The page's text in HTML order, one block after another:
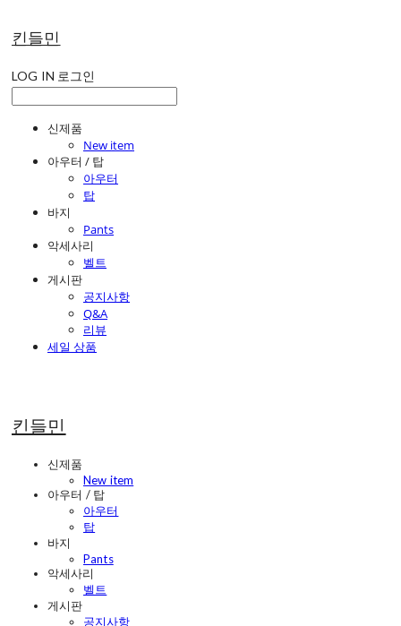
킨들민
LOG IN 로그인
신제품
New item
아우터 / 탑
아우터
탑
바지
Pants
악세사리
벨트
게시판
공지사항
Q&A
리뷰
세일 상품
킨들민
신제품
New item
아우터 / 탑
아우터
탑
바지
Pants
악세사리
벨트
게시판
공지사항